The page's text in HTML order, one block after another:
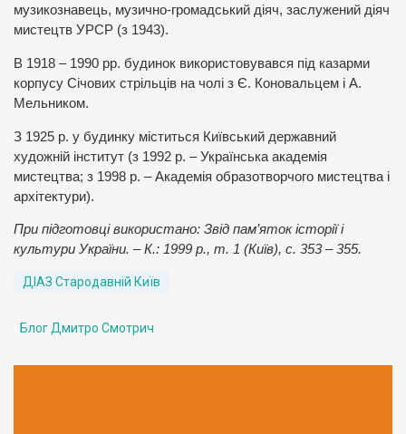
музикознавець, музично-громадський діяч, заслужений діяч
мистецтв УРСР (з 1943).
В 1918 – 1990 рр. будинок використовувався під казарми
корпусу Січових стрільців на чолі з Є. Коновальцем і А.
Мельником.
З 1925 р. у будинку міститься Київський державний
художній інститут (з 1992 р. – Українська академія
мистецтва; з 1998 р. – Академія образотворчого мистецтва і
архітектури).
При підготовці використано: Звід пам’яток історії і
культури України. – К.: 1999 р., т. 1 (Київ), с. 353 – 355.
ДІАЗ Стародавній Київ
Блог Дмитро Смотрич